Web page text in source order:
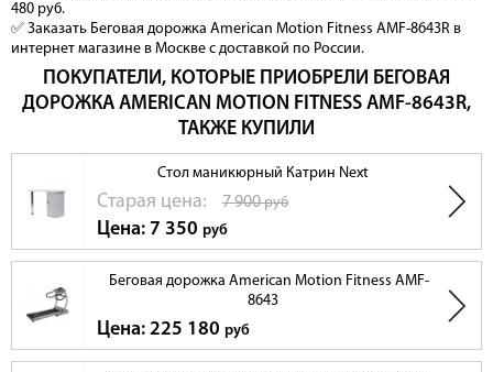
480 руб.
✅ Заказать Беговая дорожка American Motion Fitness AMF-8643R в
интернет магазине в Москве с доставкой по России.
ПОКУПАТЕЛИ, КОТОРЫЕ ПРИОБРЕЛИ БЕГОВАЯ
ДОРОЖКА AMERICAN MOTION FITNESS AMF-8643R,
ТАКЖЕ КУПИЛИ
Стол маникюрный Катрин Next
Cтарая цена: 7 900руб
Цена: 7 350 руб
Беговая дорожка American Motion Fitness AMF-
8643
Цена: 225 180 руб